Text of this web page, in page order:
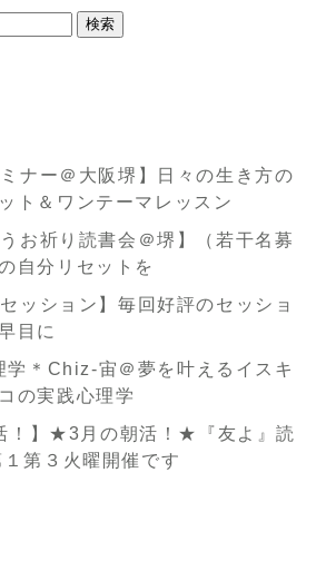
ナー＠大阪堺】日々の生き方の
ト＆ワンテーマレッスン
お祈り読書会＠堺】（若干名募
自分リセットを
ッション】毎回好評のセッショ
目に
＊Chiz-宙＠夢を叶えるイスキ
の実践心理学
！】★3月の朝活！★『友よ』読
第３火曜開催です